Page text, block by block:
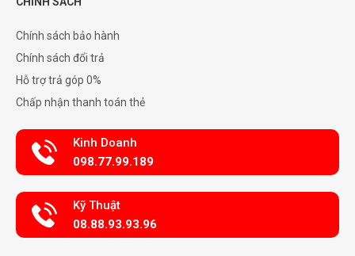
Chính sách bảo hành
Chính sách đổi trả
Hỗ trợ trả góp 0%
Chấp nhận thanh toán thẻ
Kinh Doanh
098.77.99.189
Kỹ Thuật
08.88.93.93.96